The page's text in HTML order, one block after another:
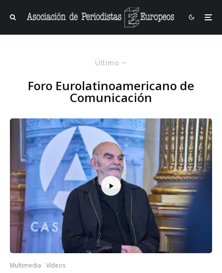
Último
Foro Eurolatinoamericano de
Comunicación
Multimedia Vídeos